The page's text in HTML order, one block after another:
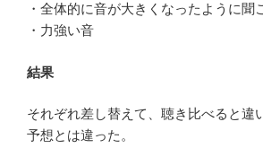
・全体的に音が大きくなったように聞
・力強い音
結果
それぞれ差し替えて、聴き比べると違
予想とは違った。